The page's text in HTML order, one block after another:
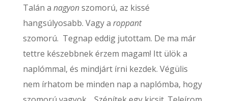
Talán a nagyonszomorú, az kissé
hangsúlyosabb. Vagy a roppant
szomorú. Tegnap eddig jutottam. De ma már
tettre készebbnek érzem magam! Itt ülök a
naplómmal, és mindjárt írni kezdek. Végülis
nem írhatom be minden nap a naplómba, hogy